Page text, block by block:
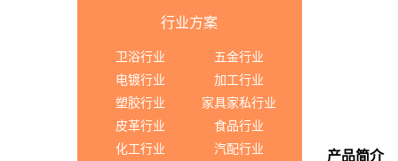
行业方案
卫浴行业
五金行业
电镀行业
加工行业
塑胶行业
家具家私行业
皮革行业
食品行业
化工行业
汽配行业
产品简介